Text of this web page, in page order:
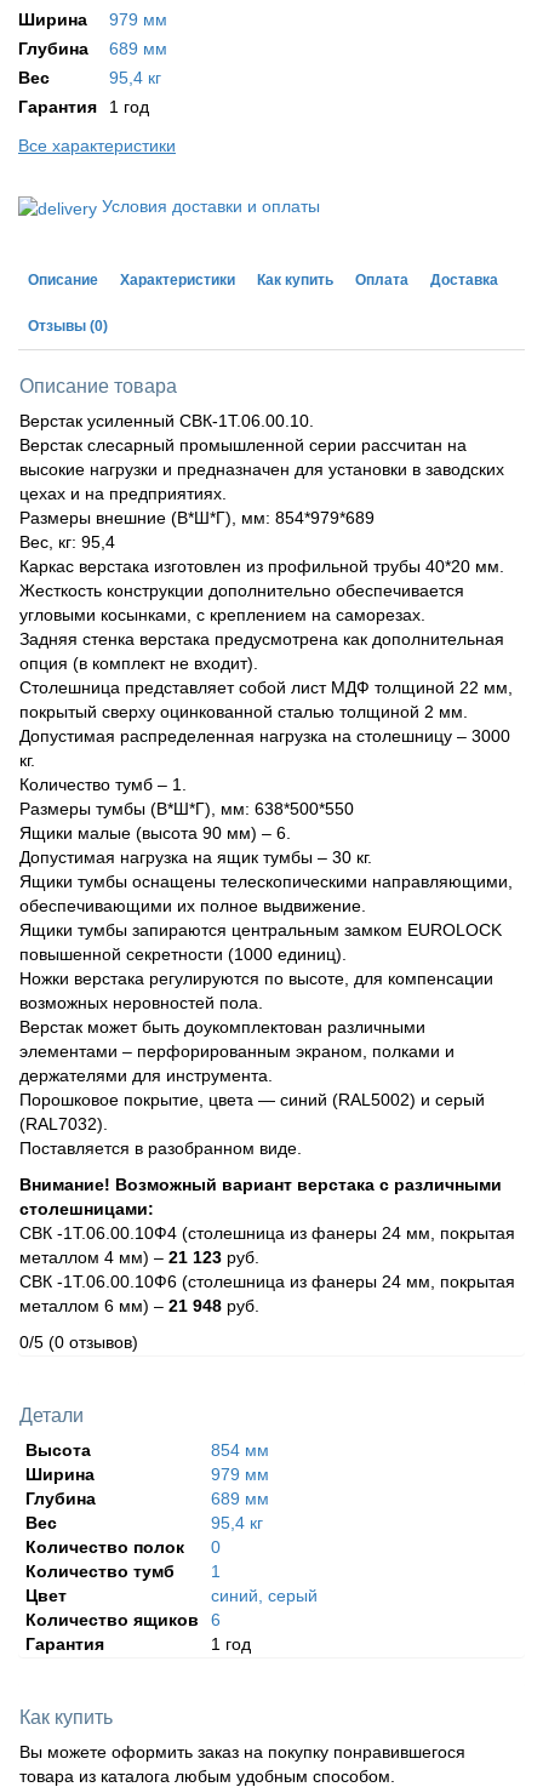
Ширина
979 мм
Глубина
689 мм
Вес
95,4 кг
Гарантия
1 год
Все характеристики
Условия доставки и оплаты
Описание Характеристики Как купить Оплата Доставка
Отзывы (0)
Описание товара
Верстак усиленный СВК-1Т.06.00.10.
Верстак слесарный промышленной серии рассчитан на
высокие нагрузки и предназначен для установки в заводских
цехах и на предприятиях.
Размеры внешние (В*Ш*Г), мм: 854*979*689
Вес, кг: 95,4
Каркас верстака изготовлен из профильной трубы 40*20 мм.
Жесткость конструкции дополнительно обеспечивается
угловыми косынками, с креплением на саморезах.
Задняя стенка верстака предусмотрена как дополнительная
опция (в комплект не входит).
Столешница представляет собой лист МДФ толщиной 22 мм,
покрытый сверху оцинкованной сталью толщиной 2 мм.
Допустимая распределенная нагрузка на столешницу – 3000
кг.
Количество тумб – 1.
Размеры тумбы (В*Ш*Г), мм: 638*500*550
Ящики малые (высота 90 мм) – 6.
Допустимая нагрузка на ящик тумбы – 30 кг.
Ящики тумбы оснащены телескопическими направляющими,
обеспечивающими их полное выдвижение.
Ящики тумбы запираются центральным замком EUROLOCK
повышенной секретности (1000 единиц).
Ножки верстака регулируются по высоте, для компенсации
возможных неровностей пола.
Верстак может быть доукомплектован различными
элементами – перфорированным экраном, полками и
держателями для инструмента.
Порошковое покрытие, цвета — синий (RAL5002) и серый
(RAL7032).
Поставляется в разобранном виде.
Внимание! Возможный вариант верстака с различными
столешницами:
СВК -1Т.06.00.10Ф4 (столешница из фанеры 24 мм, покрытая
металлом 4 мм) – 21 123 руб.
СВК -1Т.06.00.10Ф6 (столешница из фанеры 24 мм, покрытая
металлом 6 мм) – 21 948 руб.
0/5 (0 отзывов)
Детали
Высота
854 мм
Ширина
979 мм
Глубина
689 мм
Вес
95,4 кг
Количество полок
0
Количество тумб
1
Цвет
синий, серый
Количество ящиков
6
Гарантия
1 год
Как купить
Вы можете оформить заказ на покупку понравившегося
товара из каталога любым удобным способом.